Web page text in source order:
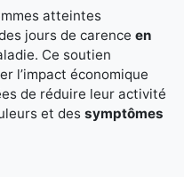
atteintes
jours de carence en
Ce soutien
l’impact économique
de réduire leur activité
et des symptômes